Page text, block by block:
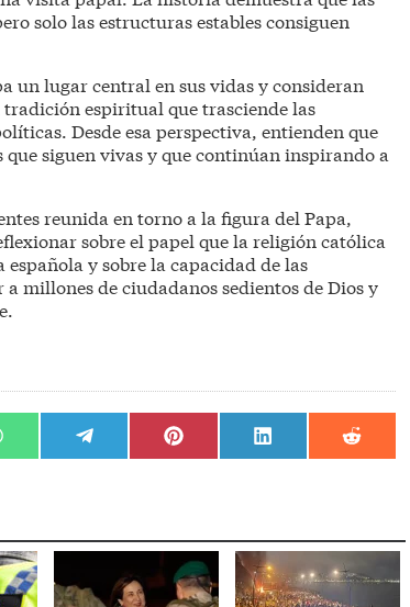
solo las estructuras estables consiguen
un lugar central en sus vidas y consideran
tradición espiritual que trasciende las
Desde esa perspectiva, entienden que
siguen vivas y que continúan inspirando a
reunida en torno a la figura del Papa,
sobre el papel que la religión católica
y sobre la capacidad de las
millones de ciudadanos sedientos de Dios y
Compartir
en
Compartir
en
Compartir
en
Compartir
en